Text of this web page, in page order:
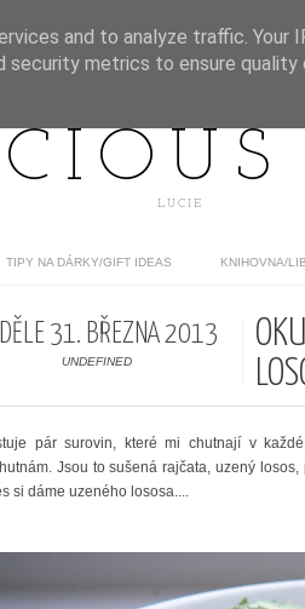
LUCIE
TIPY NA DÁRKY/GIFT IDEAS KNIHOVNA/
31. BŘEZNA 2013
UNDEFINED
pár surovin, které mi chutnají v
Jsou to sušená rajčata, uzený
si dáme uzeného lososa....
and to analyze traffic. Your
security metrics to ensure